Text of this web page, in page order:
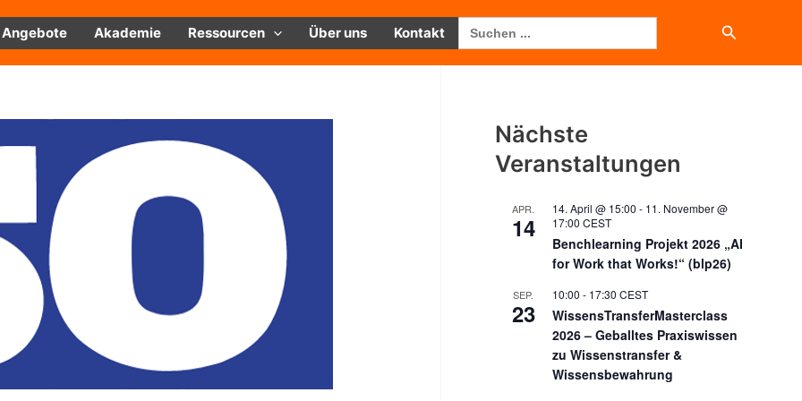
Angebote Akademie Ressourcen Über uns Kontakt
Search
for: Suchen
Nächste
Veranstaltungen
APR.
14
14. April @ 15:00 - 11. November @
17:00 CEST
Benchlearning Projekt 2026 „AI
for Work that Works!“ (blp26)
SEP.
23
10:00 - 17:30 CEST
WissensTransferMasterclass
2026 – Geballtes Praxiswissen
zu Wissenstransfer &
Wissensbewahrung